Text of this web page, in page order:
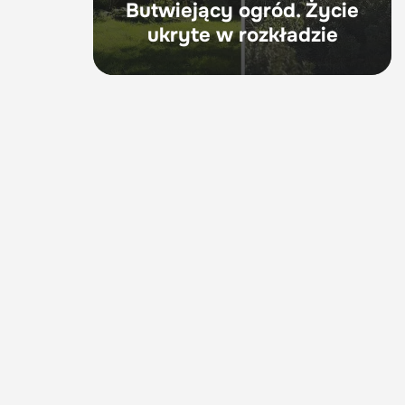
Butwiejący ogród. Życie
ukryte w rozkładzie